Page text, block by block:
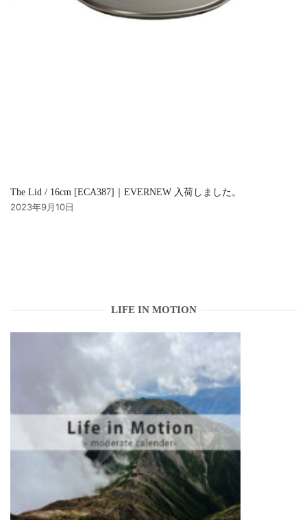
The Lid / 16cm [ECA387]｜EVERNEW 入荷しました。
2023年9月10日
LIFE IN MOTION